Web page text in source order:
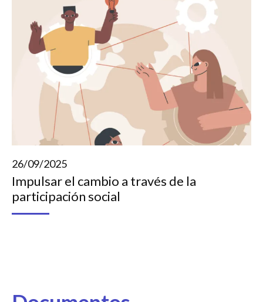
26/09/2025
Impulsar el cambio a través de la
participación social